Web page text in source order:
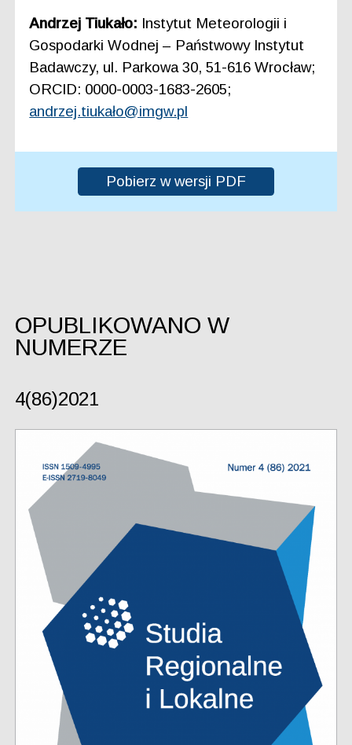
Andrzej Tiukało: Instytut Meteorologii i
Gospodarki Wodnej – Państwowy Instytut
Badawczy, ul. Parkowa 30, 51-616 Wrocław;
ORCID: 0000-0003-1683-2605;
andrzej.tiukało@imgw.pl
Pobierz w wersji PDF
OPUBLIKOWANO W
NUMERZE
4(86)2021